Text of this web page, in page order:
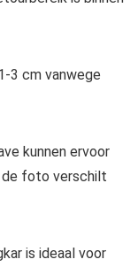
3 cm vanwege
kunnen ervoor
de foto verschilt
is ideaal voor